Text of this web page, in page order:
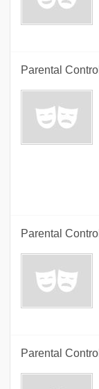
Parental Control
Parental Control
Parental Control